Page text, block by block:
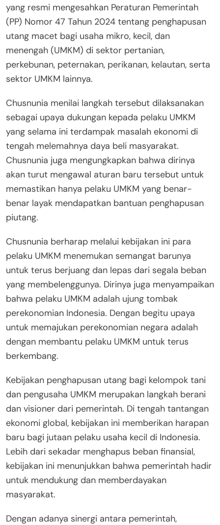
yang resmi mengesahkan Peraturan Pemerintah
(PP) Nomor 47 Tahun 2024 tentang penghapusan
utang macet bagi usaha mikro, kecil, dan
menengah (UMKM) di sektor pertanian,
perkebunan, peternakan, perikanan, kelautan, serta
sektor UMKM lainnya.
Chusnunia menilai langkah tersebut dilaksanakan
sebagai upaya dukungan kepada pelaku UMKM
yang selama ini terdampak masalah ekonomi di
tengah melemahnya daya beli masyarakat.
Chusnunia juga mengungkapkan bahwa dirinya
akan turut mengawal aturan baru tersebut untuk
memastikan hanya pelaku UMKM yang benar-
benar layak mendapatkan bantuan penghapusan
piutang.
Chusnunia berharap melalui kebijakan ini para
pelaku UMKM menemukan semangat barunya
untuk terus berjuang dan lepas dari segala beban
yang membelenggunya. Dirinya juga menyampaikan
bahwa pelaku UMKM adalah ujung tombak
perekonomian Indonesia. Dengan begitu upaya
untuk memajukan perekonomian negara adalah
dengan membantu pelaku UMKM untuk terus
berkembang.
Kebijakan penghapusan utang bagi kelompok tani
dan pengusaha UMKM merupakan langkah berani
dan visioner dari pemerintah. Di tengah tantangan
ekonomi global, kebijakan ini memberikan harapan
baru bagi jutaan pelaku usaha kecil di Indonesia.
Lebih dari sekadar menghapus beban finansial,
kebijakan ini menunjukkan bahwa pemerintah hadir
untuk mendukung dan memberdayakan
masyarakat.
Dengan adanya sinergi antara pemerintah,